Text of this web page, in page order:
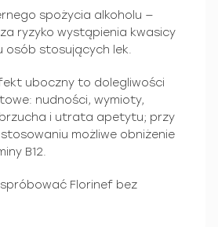
spożycia alkoholu —
ryzyko wystąpienia kwasicy
osób stosujących lek.
uboczny to dolegliwości
nudności, wymioty,
i utrata apetytu; przy
stosowaniu możliwe obniżenie
B12.
spróbować Florinef bez